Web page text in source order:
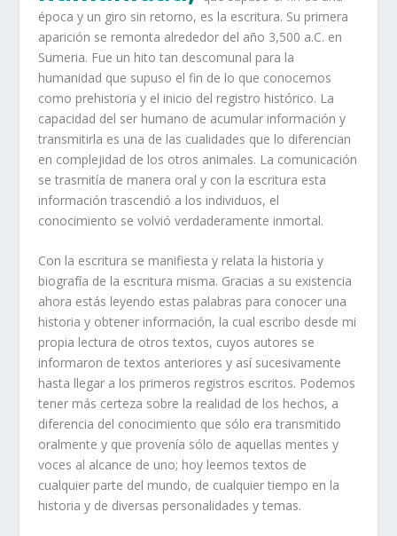
época y un giro sin retorno, es la escritura. Su primera
aparición se remonta alrededor del año 3,500 a.C. en
Sumeria. Fue un hito tan descomunal para la
humanidad que supuso el fin de lo que conocemos
como prehistoria y el inicio del registro histórico. La
capacidad del ser humano de acumular información y
transmitirla es una de las cualidades que lo diferencian
en complejidad de los otros animales. La comunicación
se trasmitía de manera oral y con la escritura esta
información trascendió a los individuos, el
conocimiento se volvió verdaderamente inmortal.
Con la escritura se manifiesta y relata la historia y
biografía de la escritura misma. Gracias a su existencia
ahora estás leyendo estas palabras para conocer una
historia y obtener información, la cual escribo desde mi
propia lectura de otros textos, cuyos autores se
informaron de textos anteriores y así sucesivamente
hasta llegar a los primeros registros escritos. Podemos
tener más certeza sobre la realidad de los hechos, a
diferencia del conocimiento que sólo era transmitido
oralmente y que provenía sólo de aquellas mentes y
voces al alcance de uno; hoy leemos textos de
cualquier parte del mundo, de cualquier tiempo en la
historia y de diversas personalidades y temas.